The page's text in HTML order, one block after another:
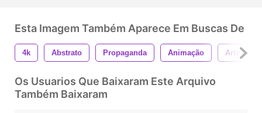
Esta Imagem Também Aparece Em Buscas De
4k Abstrato Propaganda Animação Arte
Os Usuarios Que Baixaram Este Arquivo
Também Baixaram